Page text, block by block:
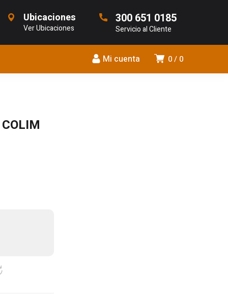
Ubicaciones
Ver Ubicaciones
300 651 0185
Servicio al Cliente
0 0
Mi cuenta